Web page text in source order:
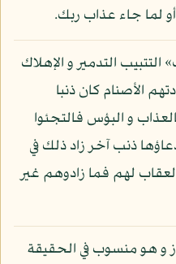
لما جاء عذاب ربك.
التدمير و الإهلاك
الأصنام كان ذنبا
و البؤس فالتجئوا
ذنب آخر زاد ذلك في
لهم فما زادوهم غير
و هو منسوب في الحقيقة